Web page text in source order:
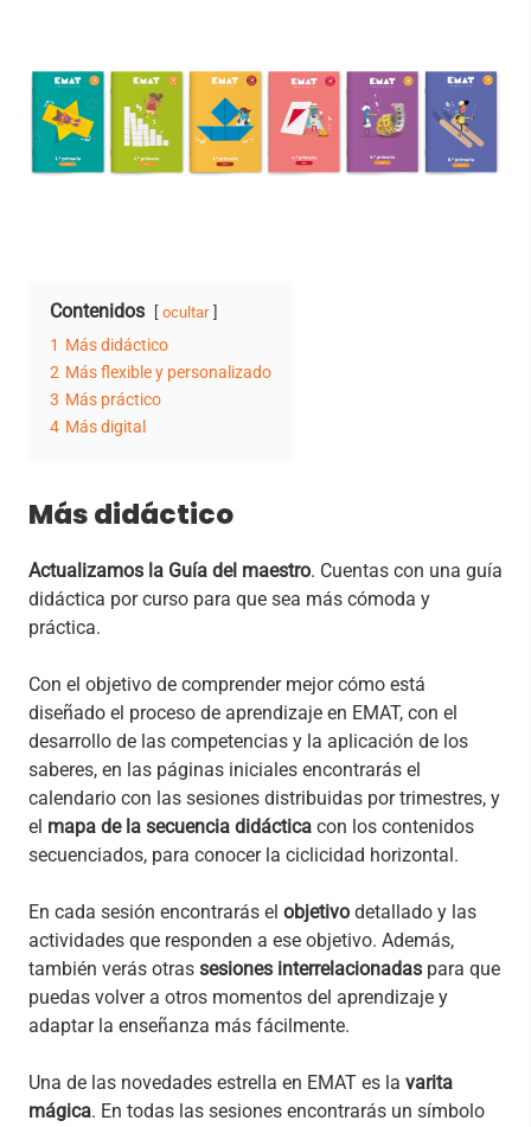
Contenidos ocultar
1 Más didáctico
2 Más flexible y personalizado
3 Más práctico
4 Más digital
Más didáctico
Actualizamos la Guía del maestro. Cuentas con una guía
didáctica por curso para que sea más cómoda y
práctica.
Con el objetivo de comprender mejor cómo está
diseñado el proceso de aprendizaje en EMAT, con el
desarrollo de las competencias y la aplicación de los
saberes, en las páginas iniciales encontrarás el
calendario con las sesiones distribuidas por trimestres, y
el mapa de la secuencia didáctica con los contenidos
secuenciados, para conocer la ciclicidad horizontal.
En cada sesión encontrarás el objetivo detallado y las
actividades que responden a ese objetivo. Además,
también verás otras sesiones interrelacionadas para que
puedas volver a otros momentos del aprendizaje y
adaptar la enseñanza más fácilmente.
Una de las novedades estrella en EMAT es la varita
mágica. En todas las sesiones encontrarás un símbolo